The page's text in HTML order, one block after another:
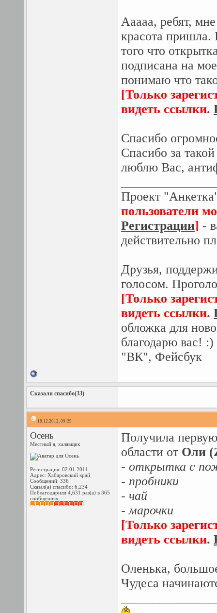
Ааааа, ребят,
красота пришла.
того что
подписана на
понимаю что
[Только
видеть ссылки.
Спасибо
Спасибо за
люблю Вас,
Проект
пользователи
Регистрации] -
действительно
Друзья,
голосом.
[Только
видеть ссылки.
обложка для
благодарю вас!
"ВК", Фейсбук
Сказали спасибо(33)
18.12.2012, 09:29
Осень
Местный я, халявщик
Регистрация: 02.01.2011
Адрес: Хабаровский край
Сообщений: 336
Сказал(а) спасибо: 6,234
Поблагодарили 4,631 раз(а) в 365
сообщениях
Получила
области от Оли
- открытка с
- пробники
- чай
- марочки
[Только
видеть ссылки.
Оленька,
Чудеса